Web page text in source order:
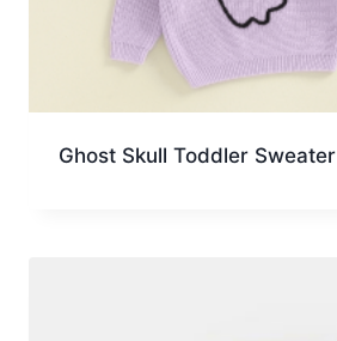
Ghost Skull Toddler Sweater